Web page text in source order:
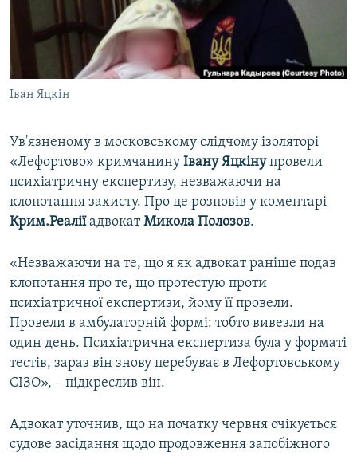
ВІДЕОУРОКИ «ELIFBE»
СВІДЧЕННЯ ОКУПАЦІЇ
УКРАЇНСЬКА ПРОБЛЕМА КРИМУ
ІНФОГРАФІКА
Русский
ДОЛУЧАЙСЯ!
Усі сайти RFE/RL
Іван Яцкін
Ув'язненому в московському слідчому ізоляторі
«Лефортово» кримчанину Івану Яцкінупровели
психіатричну експертизу, незважаючи на
клопотання захисту. Про це розповів у коментарі
Крим.РеаліїадвокатМикола Полозов.
«Незважаючи на те, що я як адвокат раніше подав
клопотання про те, що протестую проти
психіатричної експертизи, йому її провели.
Провели в амбулаторній формі: тобто вивезли на
один день. Психіатрична експертиза була у форматі
тестів, зараз він знову перебуває в Лефортовському
СІЗО», – підкреслив він.
Адвокат уточнив, що на початку червня очікується
судове засідання щодо продовження запобіжного